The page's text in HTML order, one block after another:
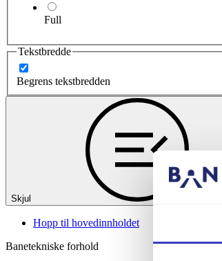
Full
Tekstbredde
Begrens tekstbredden
Skjul
Hopp til hovedinnholdet
Banetekniske forhold